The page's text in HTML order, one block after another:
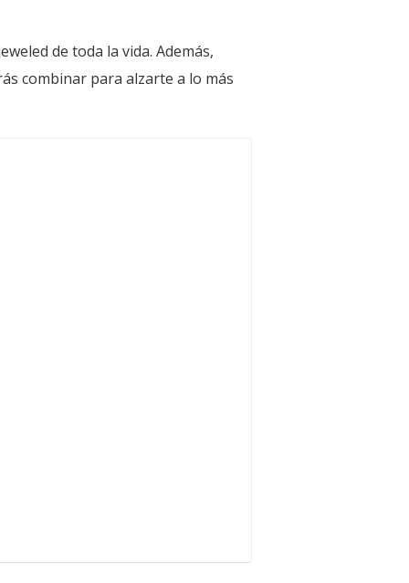
de toda la vida. Además,
combinar para alzarte a lo más